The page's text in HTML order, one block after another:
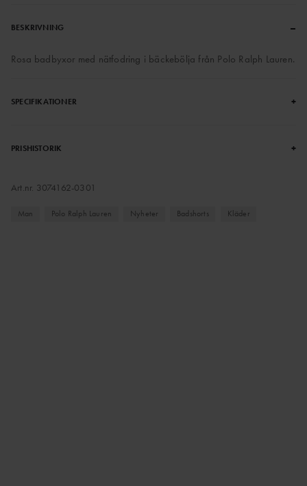
BESKRIVNING –
Rosa badbyxor med nätfodring i bäckebölja från Polo Ralph Lauren.
SPECIFIKATIONER +
PRISHISTORIK +
Art.nr. 3074162-0301
Man Polo Ralph Lauren Nyheter Badshorts Kläder